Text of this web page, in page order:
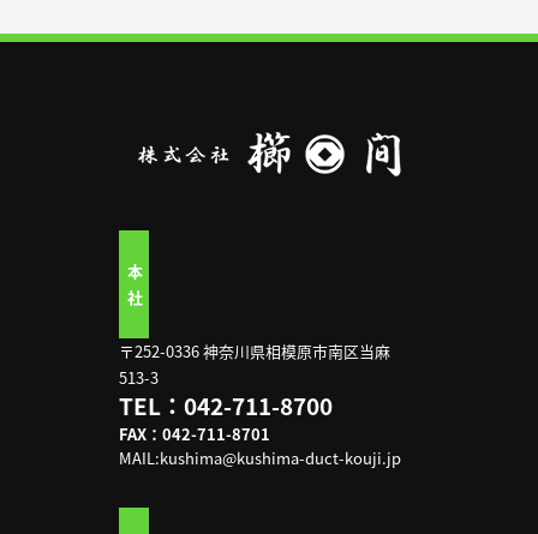
本
社
〒252-0336 神奈川県相模原市南区当麻
513-3
TEL：042-711-8700
FAX：042-711-8701
MAIL:kushima@kushima-duct-kouji.jp